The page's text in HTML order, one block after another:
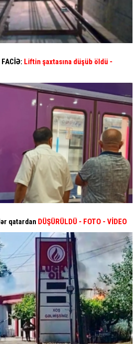
Liftin şaxtasına düşüb öldü -
qatardan DÜŞÜRÜLDÜ - FOTO - VİDEO